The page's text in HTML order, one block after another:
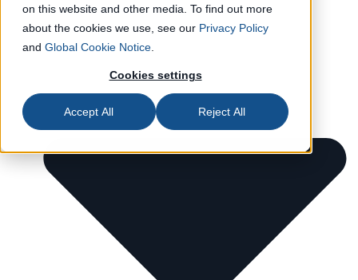
on this website and other media. To find out more
about the cookies we use, see our Privacy Policy
and Global Cookie Notice
Cookies settings
Accept All Reject All